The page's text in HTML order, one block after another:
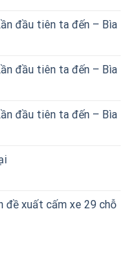
đầu tiên ta đến – Bìa
đầu tiên ta đến – Bìa
đầu tiên ta đến – Bìa
đề xuất cấm xe 29 chỗ